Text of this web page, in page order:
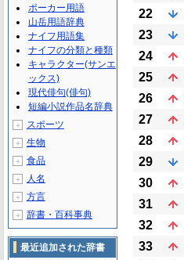
22
23
24
25
26
27
28
29
30
31
32
33
ポーカー用語
山岳用語辞典
ナイフ用語集
ナイフの分類と種類
キャラクター(サンエ
ックス)
現代俳句(俳句)
短編小説作品名辞典
＋ スポーツ
＋ 生物
＋ 食品
＋ 人名
＋ 方言
＋ 辞書・百科事典
最近追加された辞書